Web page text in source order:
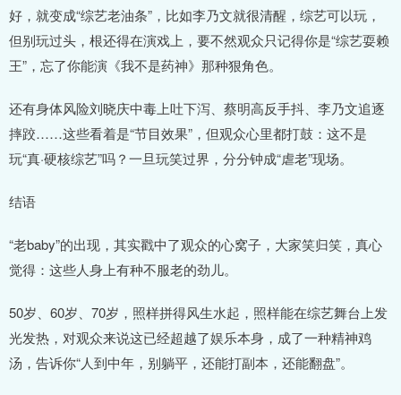
好，就变成“综艺老油条”，比如李乃文就很清醒，综艺可以玩，
但别玩过头，根还得在演戏上，要不然观众只记得你是“综艺耍赖
王”，忘了你能演《我不是药神》那种狠角色。
还有身体风险刘晓庆中毒上吐下泻、蔡明高反手抖、李乃文追逐
摔跤……这些看着是“节目效果”，但观众心里都打鼓：这不是
玩“真·硬核综艺”吗？一旦玩笑过界，分分钟成“虐老”现场。
结语
“老baby”的出现，其实戳中了观众的心窝子，大家笑归笑，真心
觉得：这些人身上有种不服老的劲儿。
50岁、60岁、70岁，照样拼得风生水起，照样能在综艺舞台上发
光发热，对观众来说这已经超越了娱乐本身，成了一种精神鸡
汤，告诉你“人到中年，别躺平，还能打副本，还能翻盘”。